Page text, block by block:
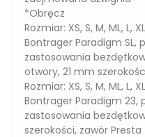
*Obręcz
Rozmiar: XS, S, M, ML, L, XL
Bontrager Paradigm SL,
zastosowania
otwory, 21 mm
Rozmiar: XS, S, M, ML, L, XL
Bontrager Paradigm 23,
zastosowania
szerokości, zawór Presta